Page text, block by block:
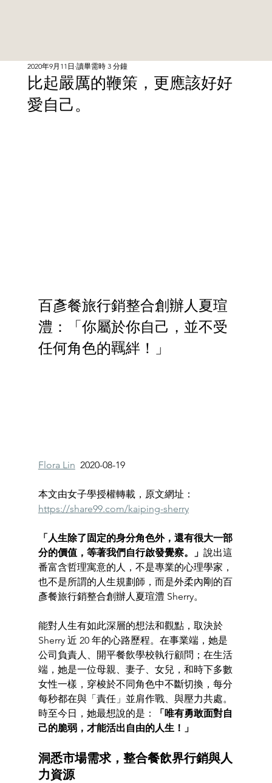
比起嚴厲的鞭策，更應該好好
愛自己。
2020年9月11日 讀畢需時 3 分鐘
百彥餐旅行銷整合創辦人夏瑄
澧：「你屬於你自己，並不受
任何角色的羈絆！」
Flora Lin
  2020-08-19
本文由女子學授權轉載，原文網址：
https://share99.com/kaiping-sherry
「人生除了固定的身分角色外，還有很大一部
分的價值，等著我們自行啟發覺察。」 說出這
番富含哲理寓意的人，不是專業的心理學家，
也不是所謂的人生規劃師，而是外柔內剛的百
彥餐旅行銷整合創辦人夏瑄澧 Sherry。
能對人生有如此深層的想法和觀點，取決於
Sherry 近 20 年的心路歷程。在事業端，她是
公司負責人、開平餐飲學校執行顧問；在生活
端，她是一位母親、妻子、女兒，和時下多數
女性一樣，穿梭於不同角色中不斷切換，每分
每秒都在與「責任」並肩作戰、與壓力共處。
時至今日，她最想說的是：
「唯有勇敢面對自
己的脆弱，才能活出自由的人生！」
洞悉市場需求，整合餐飲界行銷與人
力資源